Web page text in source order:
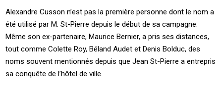
Alexandre Cusson n’est pas la première personne dont le nom a
été utilisé par M. St-Pierre depuis le début de sa campagne.
Même son ex-partenaire, Maurice Bernier, a pris ses distances,
tout comme Colette Roy, Béland Audet et Denis Bolduc, des
noms souvent mentionnés depuis que Jean St-Pierre a entrepris
sa conquête de l’hôtel de ville.